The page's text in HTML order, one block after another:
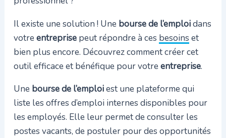
Il existe une solution ! Une bourse de l’emploidans
votreentreprisepeut répondre à ces besoins et
bien plus encore. Découvrez comment créer cet
outil efficace et bénéfique pour votreentreprise.
Une bourse de l’emploiest une plateforme qui
liste les offres d’emploi internes disponibles pour
les employés. Elle leur permet de consulter les
postes vacants, de postuler pour des opportunités